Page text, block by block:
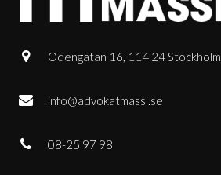
Odengatan 16, 114 24 Stockholm
info@advokatmassi.se
08-25 97 98